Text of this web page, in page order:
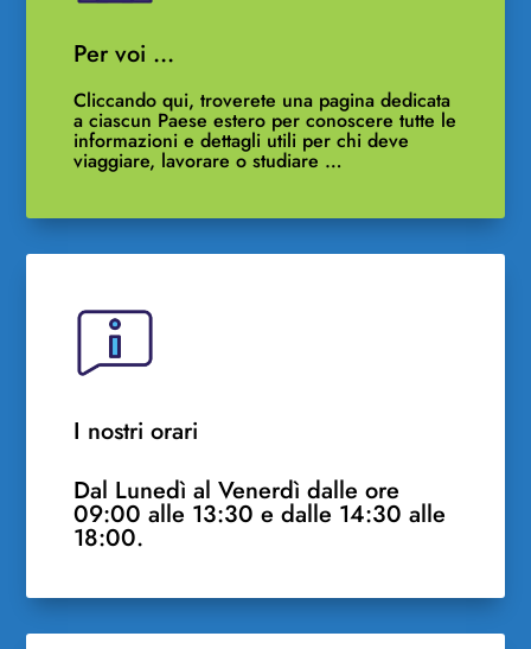
Per voi …
Cliccando qui, troverete una pagina dedicata
a ciascun Paese estero per conoscere tutte le
informazioni e dettagli utili per chi deve
viaggiare, lavorare o studiare …
I nostri orari
Dal Lunedì al Venerdì dalle ore
09:00 alle 13:30 e dalle 14:30 alle
18:00.